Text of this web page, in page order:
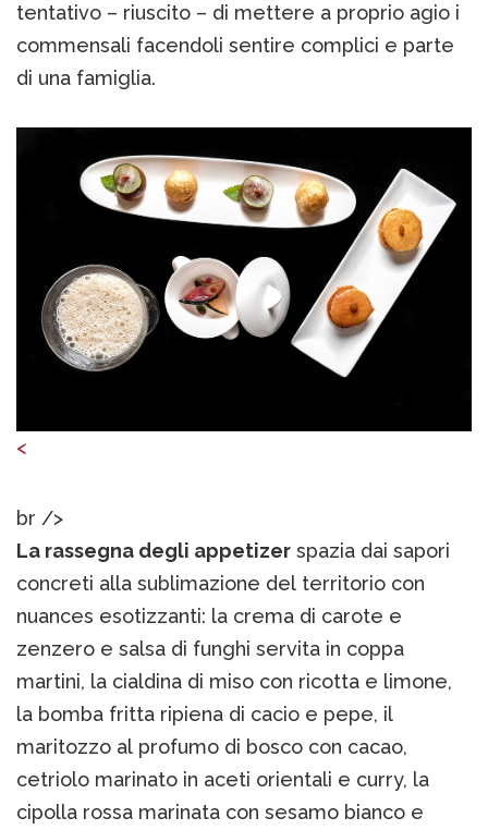
tentativo – riuscito – di mettere a proprio agio i
commensali facendoli sentire complici e parte
di una famiglia.
<
br />
La rassegna degli appetizer spazia dai sapori
concreti alla sublimazione del territorio con
nuances esotizzanti: la crema di carote e
zenzero e salsa di funghi servita in coppa
martini, la cialdina di miso con ricotta e limone,
la bomba fritta ripiena di cacio e pepe, il
maritozzo al profumo di bosco con cacao,
cetriolo marinato in aceti orientali e curry, la
cipolla rossa marinata con sesamo bianco e